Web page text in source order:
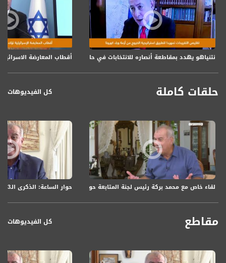
أقطاب المعارضة نتنياهو يهدد بمقاطعة أنصاره للانتخابات في حال منعه من
حلقات كاملة كل الفيديوهات
حوار الساعة: الذكرى الـ23 لهبّة القدس والأقصى: واقع الجماهير العربيّة وارتدادات الهبّة المتواصلة
لقاء خاص مع محمد بركة رئيس لجنة المتابعة حول إعلان الإضراب في الأول من
مقاطع كل الفيديوهات